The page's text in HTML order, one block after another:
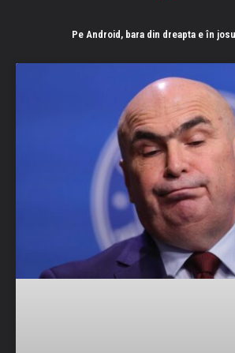
Pe Android, bara din dreapta e în